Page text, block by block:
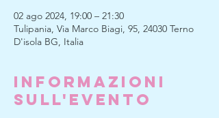
02 ago 2024, 19:00 – 21:30
Tulipania, Via Marco Biagi, 95, 24030 Terno
D'isola BG, Italia
Informazioni
sull'evento